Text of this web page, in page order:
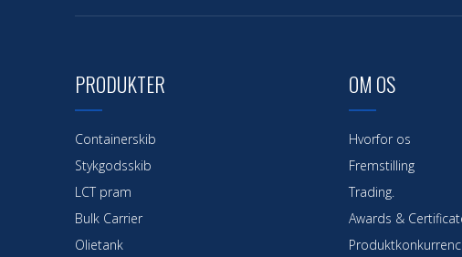
PRODUKTER
Containerskib
Stykgodsskib
LCT pram
Bulk Carrier
Olietank
OM OS
Hvorfor os
Fremstilling
Trading.
Awards &